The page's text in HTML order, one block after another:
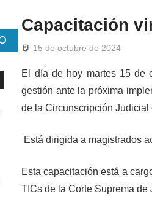
Capacitación
15 de octubre de 2024
El día de hoy martes 15 de
gestión ante la próxima
de la Circunscripción Judicial
Está dirigida a magistrados
Esta capacitación está a
TICs de la Corte Suprema